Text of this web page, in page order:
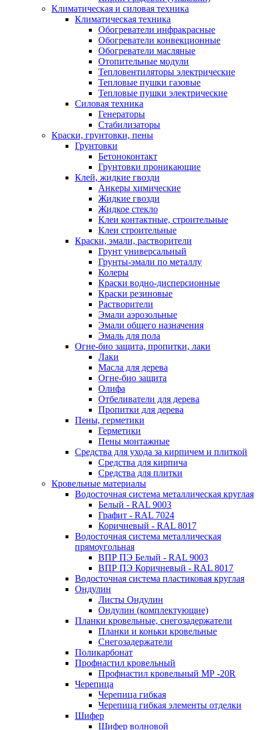
Климатическая и силовая техника
Климатическая техника
Обогреватели инфракрасные
Обогреватели конвекционные
Обогреватели масляные
Отопительные модули
Тепловентиляторы электрические
Тепловые пушки газовые
Тепловые пушки электрические
Силовая техника
Генераторы
Стабилизаторы
Краски, грунтовки, пены
Грунтовки
Бетоноконтакт
Грунтовки проникающие
Клей, жидкие гвозди
Анкеры химические
Жидкие гвозди
Жидкое стекло
Клеи контактные, строительные
Клеи строительные
Краски, эмали, растворители
Грунт универсальный
Грунты-эмали по металлу
Колеры
Краски водно-дисперсионные
Краски резиновые
Растворители
Эмали аэрозольные
Эмали общего назначения
Эмаль для пола
Огне-био защита, пропитки, лаки
Лаки
Масла для дерева
Огне-био защита
Олифа
Отбеливатели для дерева
Пропитки для дерева
Пены, герметики
Герметики
Пены монтажные
Средства для ухода за кирпичем и плиткой
Средства для кирпича
Средства для плитки
Кровельные материалы
Водосточная система металлическая круглая
Белый - RAL 9003
Графит - RAL 7024
Коричневый - RAL 8017
Водосточная система металлическая
прямоугольная
ВПР ПЭ Белый - RAL 9003
ВПР ПЭ Коричневый - RAL 8017
Водосточная система пластиковая круглая
Ондулин
Листы Ондулин
Ондулин (комплектующие)
Планки кровельные, снегозадержатели
Планки и коньки кровельные
Снегозадержатели
Поликарбонат
Профнастил кровельный
Профнастил кровельный МР -20R
Черепица
Черепица гибкая
Черепица гибкая элементы отделки
Шифер
Шифер волновой